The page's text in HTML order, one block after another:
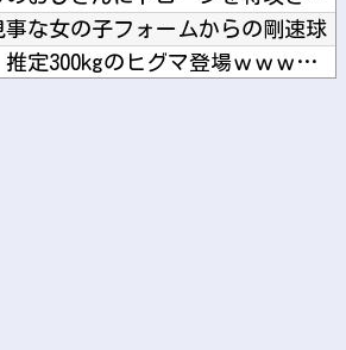
事な女の子フォームからの剛速球
【画像】 北海道、推定300kgのヒグマ登場ｗｗｗｗｗｗｗｗ...